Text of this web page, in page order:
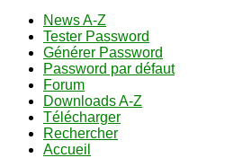
News A-Z
Tester Password
Générer Password
Password par défaut
Forum
Downloads A-Z
Télécharger
Rechercher
Accueil